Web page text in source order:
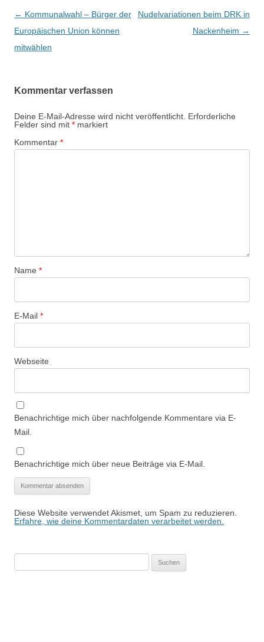
Beitrags-
Navigation
← Kommunalwahl – Bürger der
Europäischen Union können
mitwählen
Nudelvariationen beim DRK in
Nackenheim →
Kommentar verfassen
Deine E-Mail-Adresse wird nicht veröffentlicht. Erforderliche
Felder sind mit * markiert
Kommentar *
Name *
E-Mail *
Webseite
Benachrichtige mich über nachfolgende Kommentare via E-
Mail.
Benachrichtige mich über neue Beiträge via E-Mail.
Diese Website verwendet Akismet, um Spam zu reduzieren.
Erfahre, wie deine Kommentardaten verarbeitet werden.